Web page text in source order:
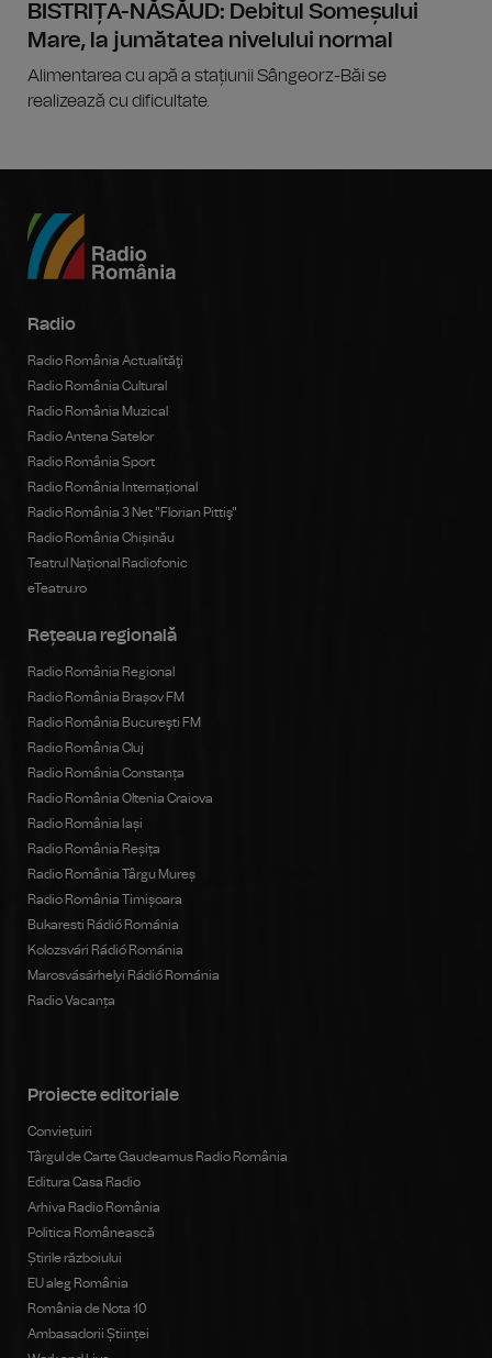
BISTRIȚA-NĂSĂUD: Debitul Someșului
Mare, la jumătatea nivelului normal
Alimentarea cu apă a stațiunii Sângeorz-Băi se
realizează cu dificultate.
Radio
Radio România Actualităţi
Radio România Cultural
Radio România Muzical
Radio Antena Satelor
Radio România Sport
Radio România Internațional
Radio România 3 Net "Florian Pittiş"
Radio România Chișinău
Teatrul Național Radiofonic
eTeatru.ro
Rețeaua regională
Radio România Regional
Radio România Brașov FM
Radio România Bucureşti FM
Radio România Cluj
Radio România Constanța
Radio România Oltenia Craiova
Radio România Iași
Radio România Reșița
Radio România Târgu Mureș
Radio România Timișoara
Bukaresti Rádió Románia
Kolozsvári Rádió Románia
Marosvásárhelyi Rádió Románia
Radio Vacanța
Proiecte editoriale
Conviețuiri
Târgul de Carte Gaudeamus Radio România
Editura Casa Radio
Arhiva Radio România
Politica Românească
Știrile războiului
EU aleg România
România de Nota 10
Ambasadorii Științei